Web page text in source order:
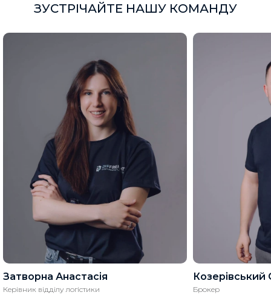
ЗУСТРІЧАЙТЕ НАШУ КОМАНДУ
Затворна Анастасія
Керівник відділу логістики
Козерівський
Брокер